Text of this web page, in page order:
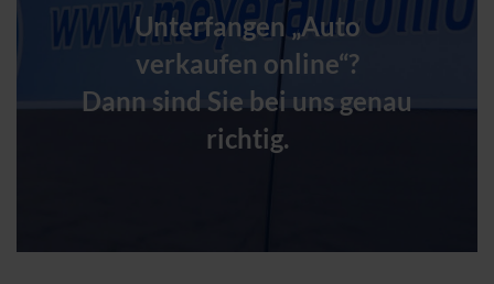
Unterfangen „Auto
verkaufen online“?
Dann sind Sie bei uns genau
richtig.